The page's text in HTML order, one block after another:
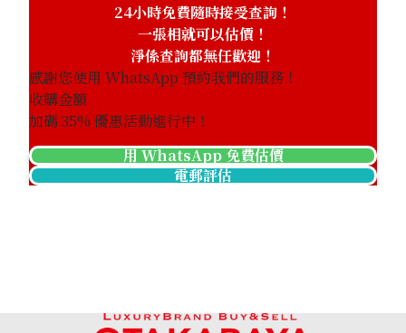
24小時免費隨時接受查詢！
一張相就可以估價！
淨係查詢都無任歡迎！
感謝您使用 WhatsApp 預約我們的服務！
收購金額
加碼35% 優惠活動進行中！
用 WhatsApp 免費估價
電郵評估